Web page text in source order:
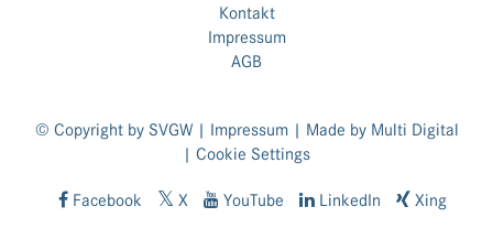
Kontakt
Impressum
AGB
© Copyright by SVGW | Impressum| Made by Multi Digital
| Cookie Settings
Facebook X YouTube LinkedIn Xing